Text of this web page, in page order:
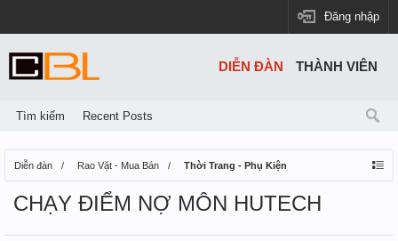
Đăng nhập
Diễn đàn Rao Vặt - Mua Bán Thời Trang - Phụ Kiện
CHẠY ĐIỂM NỢ MÔN HUTECH
DIỄN ĐÀN
Tìm kiếm Recent Posts
THÀNH VIÊN